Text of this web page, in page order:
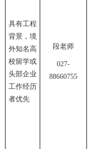
具有工程
背景，境
外知名高
校留学或
头部企业
工作经历
者优先
段老师
027-
88660755